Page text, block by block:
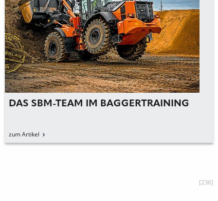
DAS SBM-TEAM IM BAGGERTRAINING
zum Artikel
[236]